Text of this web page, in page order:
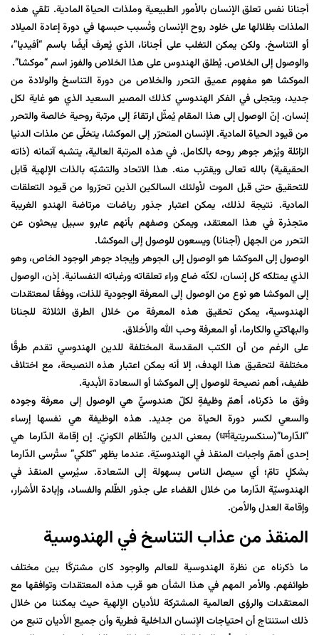
أجنانا نفس تعلق الإنسان بالأمور الطبيعية وملذات الحياة المادية. تلقي هذه
الملذات بظلالها على خلود روح الإنسان وتُسبب حبسها في دورة إعادة الميلاد
أو التناسخ. ولكن يمكن التغلب على أجنانا، الذي يُعرف أيضًا باسم “أفيديا”،
والوصول إلى الخلاص. يُطلق الهندوس على هذا الخلاص والفوز اسم “موكشا”.
الموكشا هو مفهوم عميق التحرر والخلاص من دورة التناسخ والولادة من
جديد، ويتجلى في الفكر الهندوسي كذلك المصير السعيد الذي هو غاية لكل
إنسان. إنّ الوصول إلى هذا المقام يُمثّل ارتقاءً إلى مرتبة روحية خالصة والتحرر
من قيود الحياة المادية. الإنسان المتحرّر إلى الموكشا، يتخلّى عن ملذات الدنيا
الزائلة ويُزهر جوهر روحه بالكامل. في هذه المرتبة العالية، يتشبه آتمانه (ذاته
الحقيقية) بالله تعالى ويقترب منه. هذا الاتحاد والتشبّه بالذات الإلهية قابل
للتحقيق حتى قبل الموت لأولئك السالكين الذين تحرّروا من قيود التعلقات
المادية. نتيجة لذلك، يمكن اعتبار جذور رياضات مرتاضة الهندو الغريبة
متجذرة في هذا المعتقد، ويمكن وصفهم بأنهم عابرو سبيل يبحثون عن
التحرر من الجهل (أجنانا) ويسعون للوصول إلى الموكشا.
الوصول إلى الموكشا هو الوصول إلى الجوهر وإيجاد جوهر الوجود الخاص، وهو
الذي يمتلكه كل إنسان، لكنّه ضاع وراء تعلقاته ورغباته النفسانية. إذن، الوصول
إلى الموكشا هو نوع من الوصول إلى المعرفة الوجودية للذات، ووفقًا لمعتقدات
الهندوسية، يمكن تحقيق هذه المعرفة من خلال الطرق الثلاثة للجنانا
والبهاكتي والكارما، أو المعرفة وحب الله والأخلاق.
على الرغم من أن الكتب المقدسة المختلفة للدين الهندوسي تقدم طرقًا
مختلفة لتحقيق هذا الهدف، إلا أنه يمكن اعتبار هذه النصيحة، مع اختلاف
طفيف، أهم نصيحة للوصول إلى الموكشا أو السعادة الأبدية.
وفق ما ذکرناه، أهمّ وظيفةٍ لكلّ هندوسيٍّ هي الوصول إلى معرفة وجوده
والسعي لكسر دورة الحياة من جديد. هذه الوظيفة هي نفسها إرساء
“الدّارما”(سنكسريتيةधर्म) بمعنى الدين والنّظام الكونيّ. إن إقامة الدّارما هي
إحدى أهمّ واجبات المنقذ في الهندوسيّة. عندما يظهر “كلكي” ستُرسى الدّارما
بشكلٍ تامّ؛ أي سيصل الناس بسهولة إلى السّعادة. سيُرسي المنقذ في
الهندوسيّة الدّارما من خلال القضاء على جذور الظّلم والفساد، وإبادة الأشرار،
وإقامة العدل والأمن.
المنقذ من عذاب التناسخ في الهندوسية
ما ذكرناه عن نظرة الهندوسية للعالم والوجود كان مشتركًا بين مختلف
طوائفهم. والأمر المهم في هذا الشأن هو قرب هذه المعتقدات وتوافقها مع
المعتقدات والرؤى العالمية المشتركة للأديان الإلهية حيث يمكننا من خلال
ذلك استنتاج أن احتياجات الإنسان الداخلية فطرية وأن جميع الأديان تنبع من